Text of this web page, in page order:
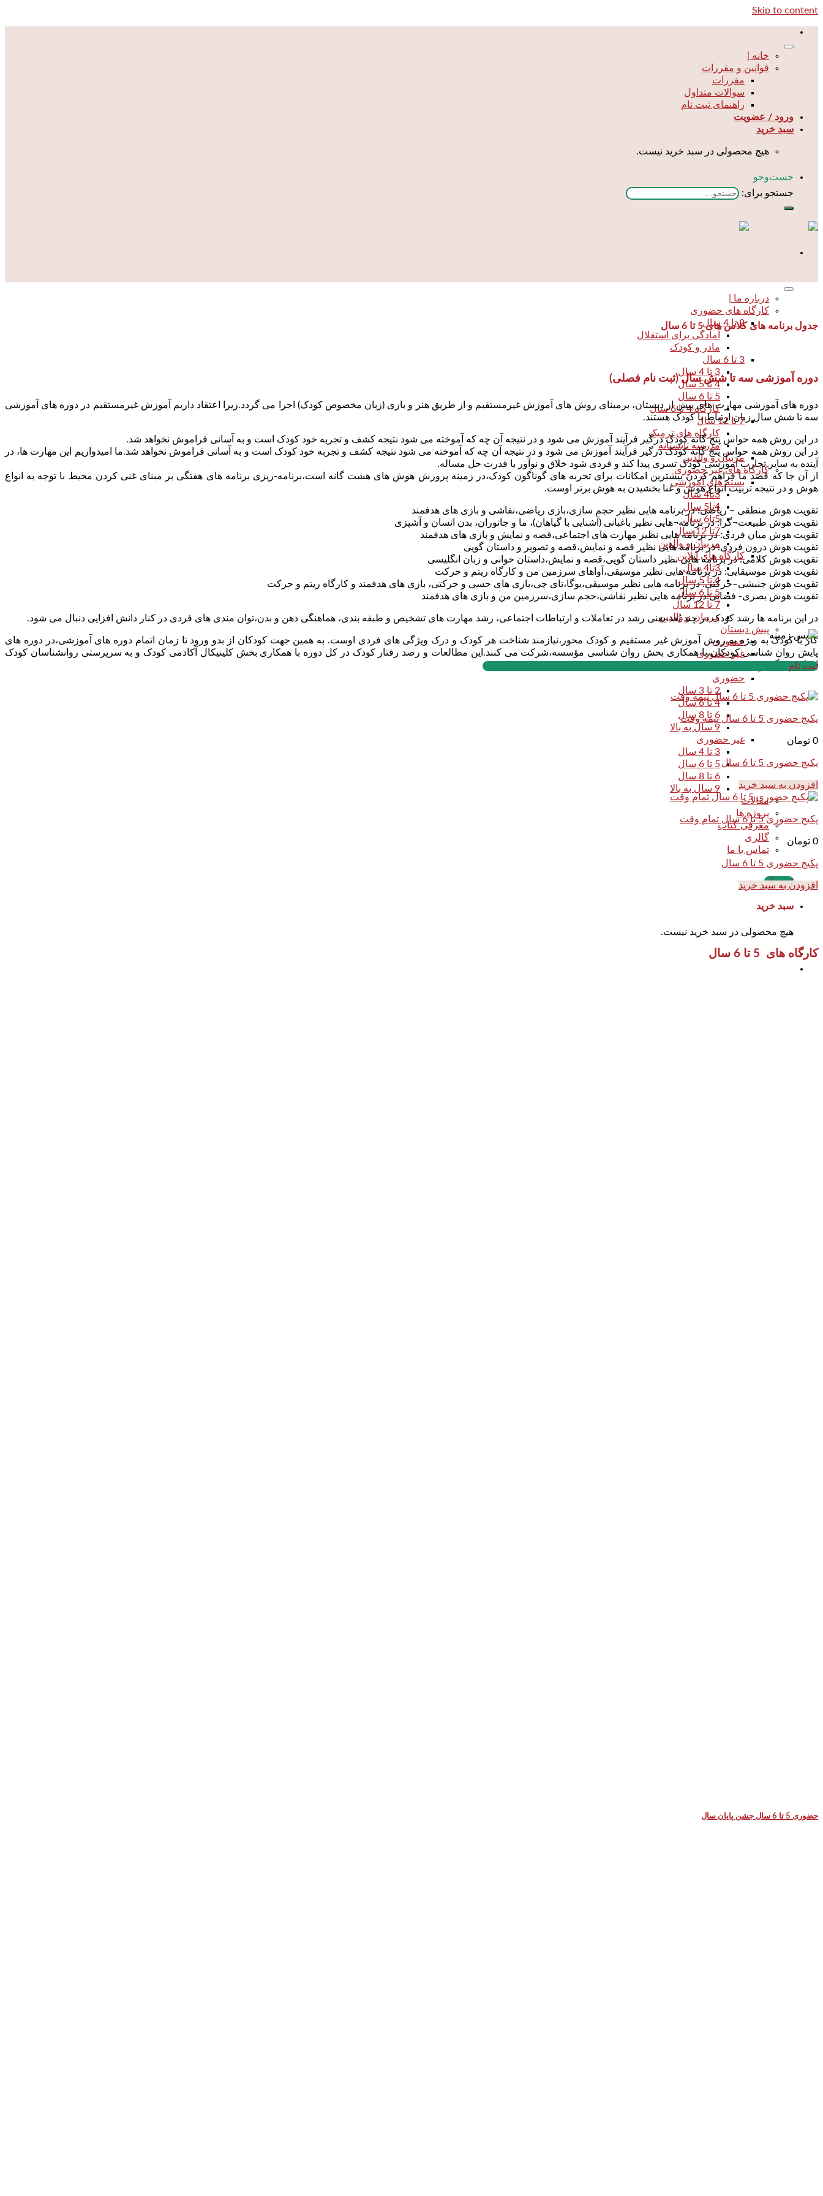
Skip to content
خانه |
قوانین و مقررات
مقررات
سوالات متداول
راهنمای ثبت نام
ورود / عضویت
سبد خرید
هیچ محصولی در سبد خرید نیست.
جست‌و‌جو
جستجو برای:
درباره ما |
کارگاه های حضوری
2 تا 4 سال
آمادگی برای استقلال
مادر و کودک
3 تا 6 سال
3 تا 4 سال
4 تا 5 سال
5 تا 6 سال
کارگاه 4 تا 6 سال
7 تا 12 سال
کارگاه های ترمیک
مدرسه تابستانه
مربیان و والدین
کارگاه های غیر حضوری
بسته های آموزشی
3تا4 سال
4تا5 سال
5تا6 سال
7تا 12 سال
مربیان و والدین
کارگاه های آنلاین
3تا4 سال
4 تا 5 سال
5 تا 6 سال
7 تا 12 سال
مربیان و والدین
پیش دبستان
حضوری
غیر حضوری
حضوری
2 تا 3 سال
4 تا 6 سال
6 تا 8 سال
9 سال به بالا
غیر حضوری
3 تا 4 سال
5 تا 6 سال
6 تا 8 سال
9 سال به بالا
مقالات
پروژه ها
معرفی کتاب
گالری
تماس با ما
ثبت نام
سبد خرید
هیچ محصولی در سبد خرید نیست.
جدول برنامه های کلاس های 5 تا 6 سال
دوره آموزشی سه تا شش سال (ثبت نام فصلی)
دوره های آموزشی مهارت های پیش از دبستان، برمبنای روش های آموزش غیرمستقیم و از طریق هنر و بازی (زبان مخصوص کودک) اجرا می گردد.زیرا اعتقاد داریم آموزش غیرمستقیم در دوره های آموزشی
سه تا شش سال زبان ارتباط با کودک هستند.
در این روش همه حواس پنج گانه کودک درگیر فرآیند آموزش می شود و در نتیجه آن چه که آموخته می شود نتیجه کشف و تجربه خود کودک است و به آسانی فراموش نخواهد شد.
در این روش همه حواس پنج گانه کودک درگیر فرآیند آموزش می شود و در نتیجه آن چه که آموخته می شود نتیجه کشف و تجربه خود کودک است و به آسانی فراموش نخواهد شد.ما امیدواریم این مهارت ها، در
آینده به سایر تجارب آموزشی کودک تسری پیدا کند و فردی شود خلاق و نوآور با قدرت حل مساله.
از آن جا که قصد ما فراهم کردن بیشترین امکانات برای تجربه های گوناگون کودک،در زمینه پرورش هوش های هشت گانه است،برنامه-ریزی برنامه های هفتگی بر مبنای غنی کردن محیط با توجه به انواع
هوش و در نتیجه تربیت انواع هوش و غنا بخشیدن به هوش برتر اوست.
تقویت هوش منطقی – ریاضی: در برنامه هایی نظیر حجم سازی،بازی ریاضی،نقاشی و بازی های هدفمند
تقویت هوش طبیعت¬گرا: در برنامه¬هایی نظیر باغبانی (آشنایی با گیاهان)، ما و جانوران، بدن انسان و آشپزی
تقویت هوش میان فردی: در برنامه هایی نظیر مهارت های اجتماعی،قصه و نمایش و بازی های هدفمند
تقویت هوش درون فردی: در برنامه هایی نظیر قصه و نمایش،قصه و تصویر و داستان گویی
تقویت هوش کلامی: در برنامه هایی نظیر داستان گویی،قصه و نمایش،داستان خوانی و زبان انگلیسی
تقویت هوش موسیقایی: در برنامه هایی نظیر موسیقی،آواهای سرزمین من و کارگاه ریتم و حرکت
تقویت هوش جنبشی–حرکتی: در برنامه هایی نظیر موسیقی،یوگا،تای چی،بازی های حسی و حرکتی، بازی های هدفمند و کارگاه ریتم و حرکت
تقویت هوش بصری- فضایی:در برنامه هایی نظیر نقاشی،حجم سازی،سرزمین من و بازی های هدفمند
در این برنامه ها رشد کودک در چند بُعد،یعنی رشد در تعاملات و ارتباطات اجتماعی، رشد مهارت های تشخیص و طبقه بندی، هماهنگی ذهن و بدن،توان مندی های فردی در کنار دانش افزایی دنبال می شود.
کار با کودک به ویژه به روش آموزش غیر مستقیم و کودک محور،نیازمند شناخت هر کودک و درک ویژگی های فردی اوست. به همین جهت کودکان از بدو ورود تا زمان اتمام دوره های آموزشی،در دوره های
پایش روان شناسی کودکان،با همکاری بخش روان شناسی مؤسسه،شرکت می کنند.این مطالعات و رصد رفتار کودک در کل دوره با همکاری بخش کلینیکال آکادمی کودک و به سرپرستی روانشناسان کودک
انجام می گیرد.
ثبت نام
پکیج حضوری 5 تا 6 سال نیمه وقت
0 تومان
پکیج حضوری 5 تا 6 سال
افزودن به سبد خرید
پکیج حضوری 5 تا 6 سال تمام وقت
0 تومان
پکیج حضوری 5 تا 6 سال
افزودن به سبد خرید
کارگاه های 5 تا 6 سال
حضوری 5 تا 6 سال جشن پایان سال